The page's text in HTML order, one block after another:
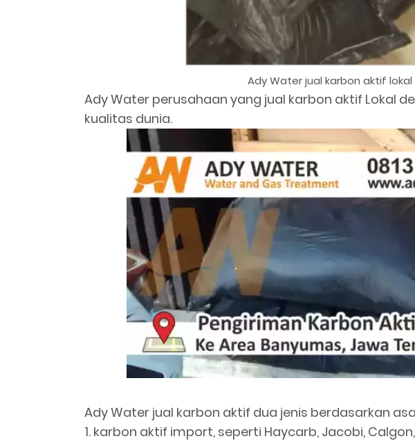
Ady Water jual karbon aktif lokal
Ady Water perusahaan yang jual karbon aktif Lokal
kualitas dunia.
Ady Water jual karbon aktif dua jenis berdasarkan
1. karbon aktif import, seperti Haycarb, Jacobi,